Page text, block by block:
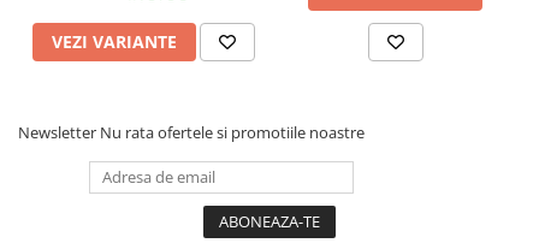
VEZI VARIANTE
Newsletter Nu rata ofertele si promotiile noastre